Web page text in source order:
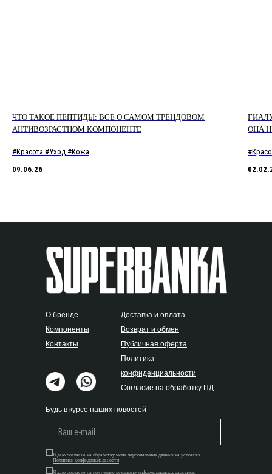
ЧТО ТАКОЕ ПЕПТИДЫ: ВСЕ О САМОМ ТРЕНДОВОМ
АНТИВОЗРАСТНОМ КОМПОНЕНТЕ
#Красота #Уход #Кожа
09.06.26
ОНА
О бренде
Компоненты
Контакты
Будь в курсе наших новостей
Доставка и оплата
Возврат и обмен
Публичная оферта
Политика
конфиденциальности
Согласие на обработку ПД
Я даю согласие на обработку моих персональных данных на условиях
Политики конфиденциальности
Я даю согласие на получение рекламно-информационных рассылок